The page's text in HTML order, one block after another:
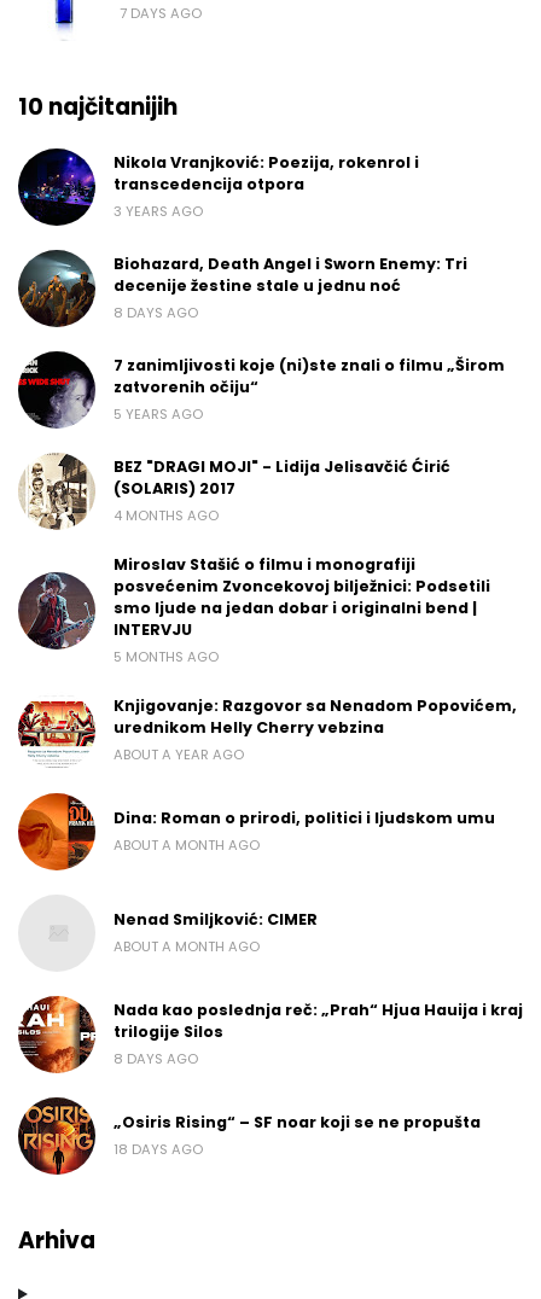
7 DAYS AGO
10 najčitanijih
Nikola Vranjković: Poezija, rokenrol i
transcedencija otpora
3 YEARS AGO
Biohazard, Death Angel i Sworn Enemy: Tri
decenije žestine stale u jednu noć
8 DAYS AGO
7 zanimljivosti koje (ni)ste znali o filmu „Širom
zatvorenih očiju“
5 YEARS AGO
BEZ "DRAGI MOJI" - Lidija Jelisavčić Ćirić
(SOLARIS) 2017
4 MONTHS AGO
Miroslav Stašić o filmu i monografiji
posvećenim Zvoncekovoj bilježnici: Podsetili
smo ljude na jedan dobar i originalni bend |
INTERVJU
5 MONTHS AGO
Knjigovanje: Razgovor sa Nenadom Popovićem,
urednikom Helly Cherry vebzina
ABOUT A YEAR AGO
Dina: Roman o prirodi, politici i ljudskom umu
ABOUT A MONTH AGO
Nenad Smiljković: CIMER
ABOUT A MONTH AGO
Nada kao poslednja reč: „Prah“ Hjua Hauija i kraj
trilogije Silos
8 DAYS AGO
„Osiris Rising“ – SF noar koji se ne propušta
18 DAYS AGO
Arhiva